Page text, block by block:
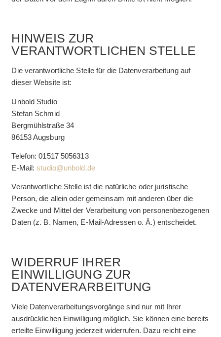
HINWEIS ZUR
VERANTWORTLICHEN STELLE
Die verantwortliche Stelle für die Datenverarbeitung auf
dieser Website ist:
Unbold Studio
Stefan Schmid
Bergmühlstraße 34
86153 Augsburg
Telefon: 01517 5056313
E-Mail:studio@unbold.de
Verantwortliche Stelle ist die natürliche oder juristische
Person, die allein oder gemeinsam mit anderen über die
Zwecke und Mittel der Verarbeitung von personenbezogenen
Daten (z. B. Namen, E-Mail-Adressen o. Ä.) entscheidet.
WIDERRUF IHRER
EINWILLIGUNG ZUR
DATENVERARBEITUNG
Viele Datenverarbeitungsvorgänge sind nur mit Ihrer
ausdrücklichen Einwilligung möglich. Sie können eine bereits
erteilte Einwilligung jederzeit widerrufen. Dazu reicht eine